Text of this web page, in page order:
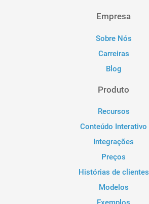
Empresa
Sobre Nós
Carreiras
Blog
Produto
Recursos
Conteúdo Interativo
Integrações
Preços
Histórias de clientes
Modelos